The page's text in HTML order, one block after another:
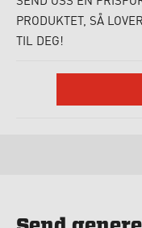
PRODUKTET, SÅ
TIL DEG!